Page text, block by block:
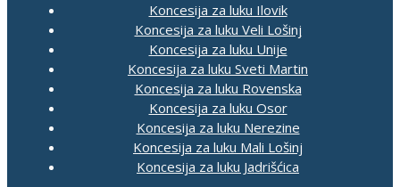
Koncesija za luku Ilovik
Koncesija za luku Veli Lošinj
Koncesija za luku Unije
Koncesija za luku Sveti Martin
Koncesija za luku Rovenska
Koncesija za luku Osor
Koncesija za luku Nerezine
Koncesija za luku Mali Lošinj
Koncesija za luku Jadrišćica